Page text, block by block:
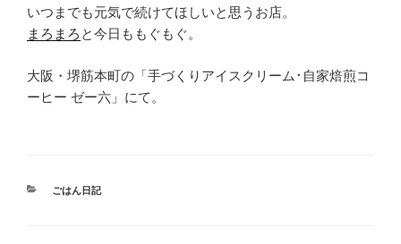
いつまでも元気で続けてほしいと思うお店。
まろまろ と今日ももぐもぐ。
大阪・堺筋本町の「手づくりアイスクリーム･自家焙煎コ
ーヒー ゼー六」にて。
カ
ごはん日記